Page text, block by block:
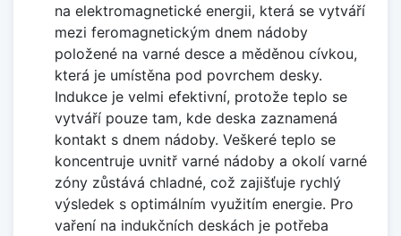
na elektromagnetické energii, která se vytváří
mezi feromagnetickým dnem nádoby
položené na varné desce a měděnou cívkou,
která je umístěna pod povrchem desky.
Indukce je velmi efektivní, protože teplo se
vytváří pouze tam, kde deska zaznamená
kontakt s dnem nádoby. Veškeré teplo se
koncentruje uvnitř varné nádoby a okolí varné
zóny zůstává chladné, což zajišťuje rychlý
výsledek s optimálním využitím energie. Pro
vaření na indukčních deskách je potřeba